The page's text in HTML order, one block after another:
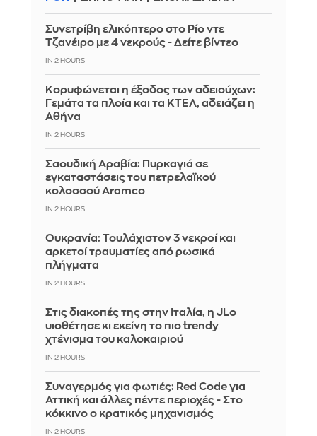
Συνετρίβη ελικόπτερο στο Ρίο ντε
Τζανέιρο με 4 νεκρούς - Δείτε βίντεο
IN 2 HOURS
Κορυφώνεται η έξοδος των αδειούχων:
Γεμάτα τα πλοία και τα ΚΤΕΛ, αδειάζει η
Αθήνα
IN 2 HOURS
Σαουδική Αραβία: Πυρκαγιά σε
εγκαταστάσεις του πετρελαϊκού
κολοσσού Aramco
IN 2 HOURS
Ουκρανία: Τουλάχιστον 3 νεκροί και
αρκετοί τραυματίες από ρωσικά
πλήγματα
IN 2 HOURS
Στις διακοπές της στην Ιταλία, η JLo
υιοθέτησε κι εκείνη το πιο trendy
χτένισμα του καλοκαιριού
IN 2 HOURS
Συναγερμός για φωτιές: Red Code για
Αττική και άλλες πέντε περιοχές - Στο
κόκκινο ο κρατικός μηχανισμός
IN 2 HOURS